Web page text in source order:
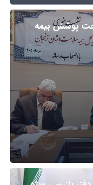
تحت پوشش بیمه